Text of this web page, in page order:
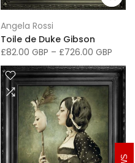
Angela Rossi
Toile de Duke Gibson
£82.00 GBP – £726.00 GBP